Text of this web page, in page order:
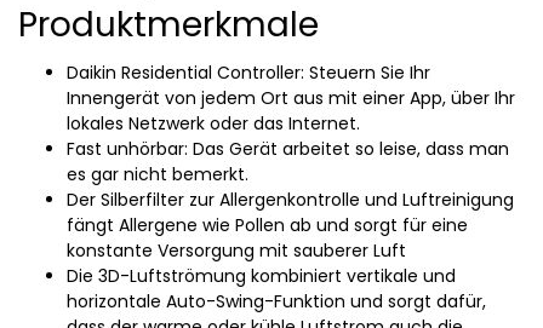
Produktmerkmale
Daikin Residential Controller: Steuern Sie Ihr
Innengerät von jedem Ort aus mit einer App, über Ihr
lokales Netzwerk oder das Internet.
Fast unhörbar: Das Gerät arbeitet so leise, dass man
es gar nicht bemerkt.
Der Silberfilter zur Allergenkontrolle und Luftreinigung
fängt Allergene wie Pollen ab und sorgt für eine
konstante Versorgung mit sauberer Luft
Die 3D-Luftströmung kombiniert vertikale und
horizontale Auto-Swing-Funktion und sorgt dafür,